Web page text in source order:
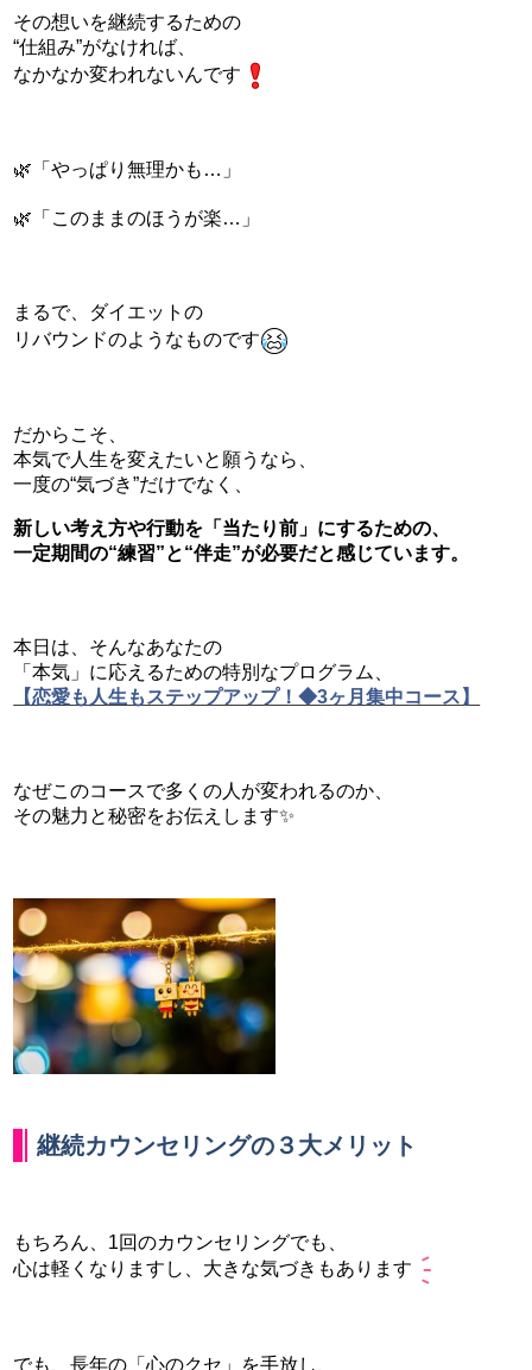
その想いを継続するための
“仕組み”がなければ、
なかなか変われないんです
🌿「やっぱり無理かも…」
🌿「このままのほうが楽…」
まるで、ダイエットの
リバウンドのようなものです
だからこそ、
本気で人生を変えたいと願うなら、
一度の“気づき”だけでなく、
新しい考え方や行動を「当たり前」にするための、
一定期間の“練習”と“伴走”が必要だと感じています。
本日は、そんなあなたの
「本気」に応えるための特別なプログラム、
【恋愛も人生もステップアップ！◆3ヶ月集中コース】
なぜこのコースで多くの人が変われるのか、
その魅力と秘密をお伝えします✨
継続カウンセリングの３大メリット
もちろん、1回のカウンセリングでも、
心は軽くなりますし、大きな気づきもあります
でも、長年の「心のクセ」を手放し、